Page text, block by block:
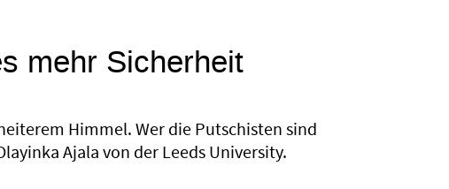
mehr Sicherheit
Himmel. Wer die Putschisten sind
Ajala von der Leeds University.